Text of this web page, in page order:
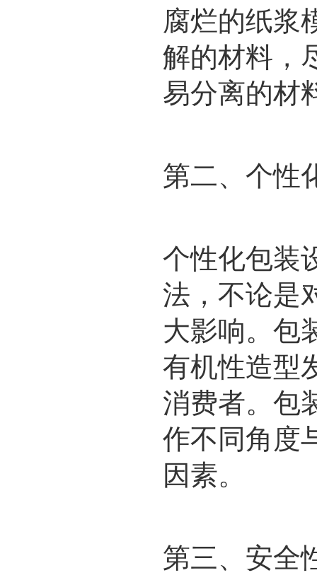
腐烂的纸浆
解的材料，
易分离的材
第二、个性
个性化包装
法，不论是
大影响。包
有机性造型
消费者。包
作不同角度
因素。
第三、安全